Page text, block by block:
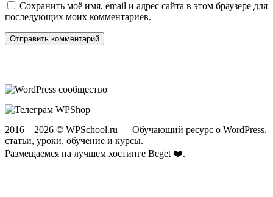
Сохранить моё имя, email и адрес сайта в этом браузере для
последующих моих комментариев.
2016—2026 © WPSchool.ru — Обучающий ресурс о WordPress,
статьи, уроки, обучение и курсы.
Размещаемся на лучшем хостинге Beget ❤️.